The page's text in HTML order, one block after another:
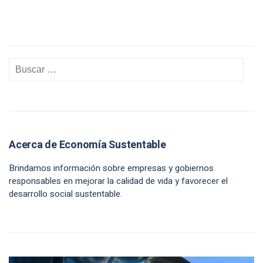
Acerca de Economía Sustentable
Brindamos información sobre empresas y gobiernos
responsables en mejorar la calidad de vida y favorecer el
desarrollo social sustentable.